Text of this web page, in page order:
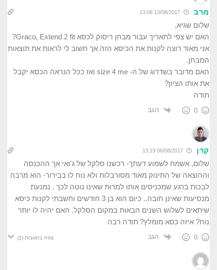
מרב 13/08/2017 13:08
שלום שגיא,
האם יש צפי לתאריך עבור מבחן ריסוק לכסא Graco, Extend 2 fit?
אני מאוד רוצה לקנות את הכיסא הזה אך חשוב לי לראות את תוצאות
המבחן.
האם מדובר בשדרוג של ה- size 4 me ואז ככל הנראה הכסא יקבל
את אותו הציון?
תודה
0 הגב
קרן 06/08/2017 13:19
שלום, אשמח לשמוע דעתך- רכשנו סלקל של ג'ואי אך ההכנסה
וההוצאה של התינוק מאוד מסורבלות ולא נוח לו בבירור- הוא מרבה
לבכות ברגע שמכניסים אותו למרות שאינו נוטה לכך . נמנעת
מנסיעות שאינן חובה.. כיום הוא בן 3 חודשים וחשבתי לקנות כיסא
שיתאים לשלוש השנים הבאות במקום הסלקל. האם יהיה לו יותר
נוח? איזה כסא מומלץ? תודה רבה
0 הגב צפיה בתגובות (2)